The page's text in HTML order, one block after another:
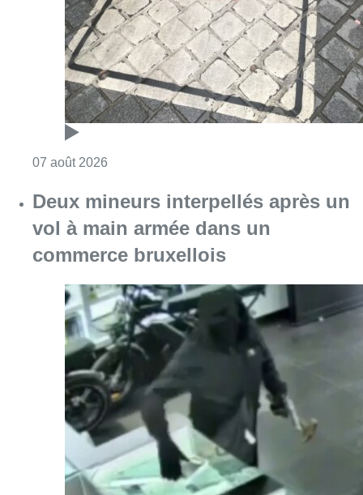
07 août 2026
Deux mineurs interpellés après un
vol à main armée dans un
commerce bruxellois